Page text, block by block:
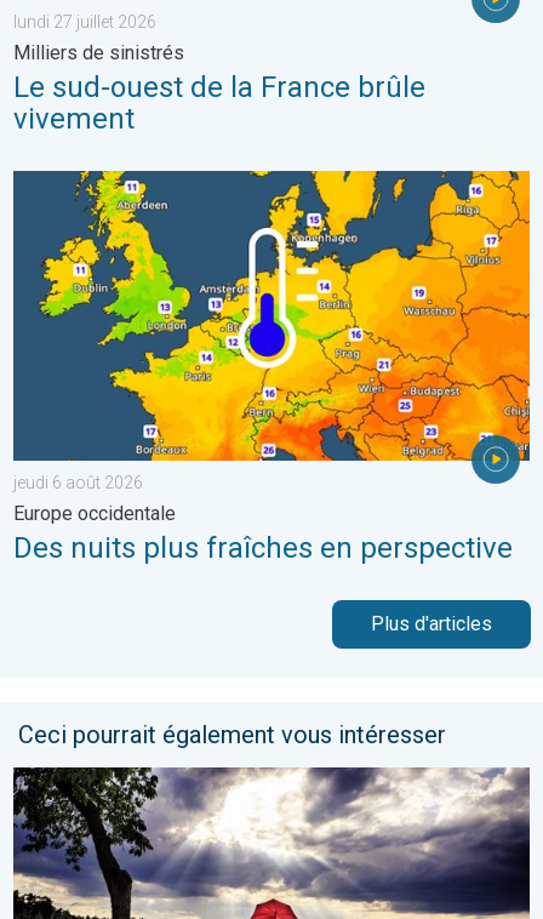
lundi 27 juillet 2026
Milliers de sinistrés
Le sud-ouest de la France brûle
vivement
Des nuits plus fraîches en perspective. Europe occidentale. . .
jeudi 6 août 2026
Europe occidentale
Des nuits plus fraîches en perspective
Plus d'articles
Ceci pourrait également vous intéresser
Vers un ciel devenant plus changeant. Météo de votre